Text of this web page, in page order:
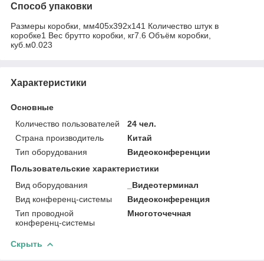
Способ упаковки
Размеры коробки, мм405x392x141 Количество штук в
коробке1 Вес брутто коробки, кг7.6 Объём коробки,
куб.м0.023
Характеристики
Основные
Количество пользователей
24 чел.
Страна производитель
Китай
Тип оборудования
Видеоконференции
Пользовательские характеристики
Вид оборудования
_Видеотерминал
Вид конференц-системы
Видеоконференция
Тип проводной
конференц-системы
Многоточечная
Скрыть